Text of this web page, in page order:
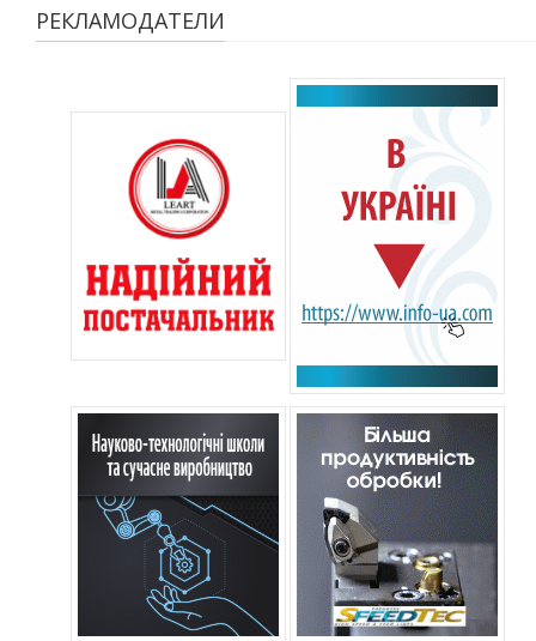
РЕКЛАМОДАТЕЛИ